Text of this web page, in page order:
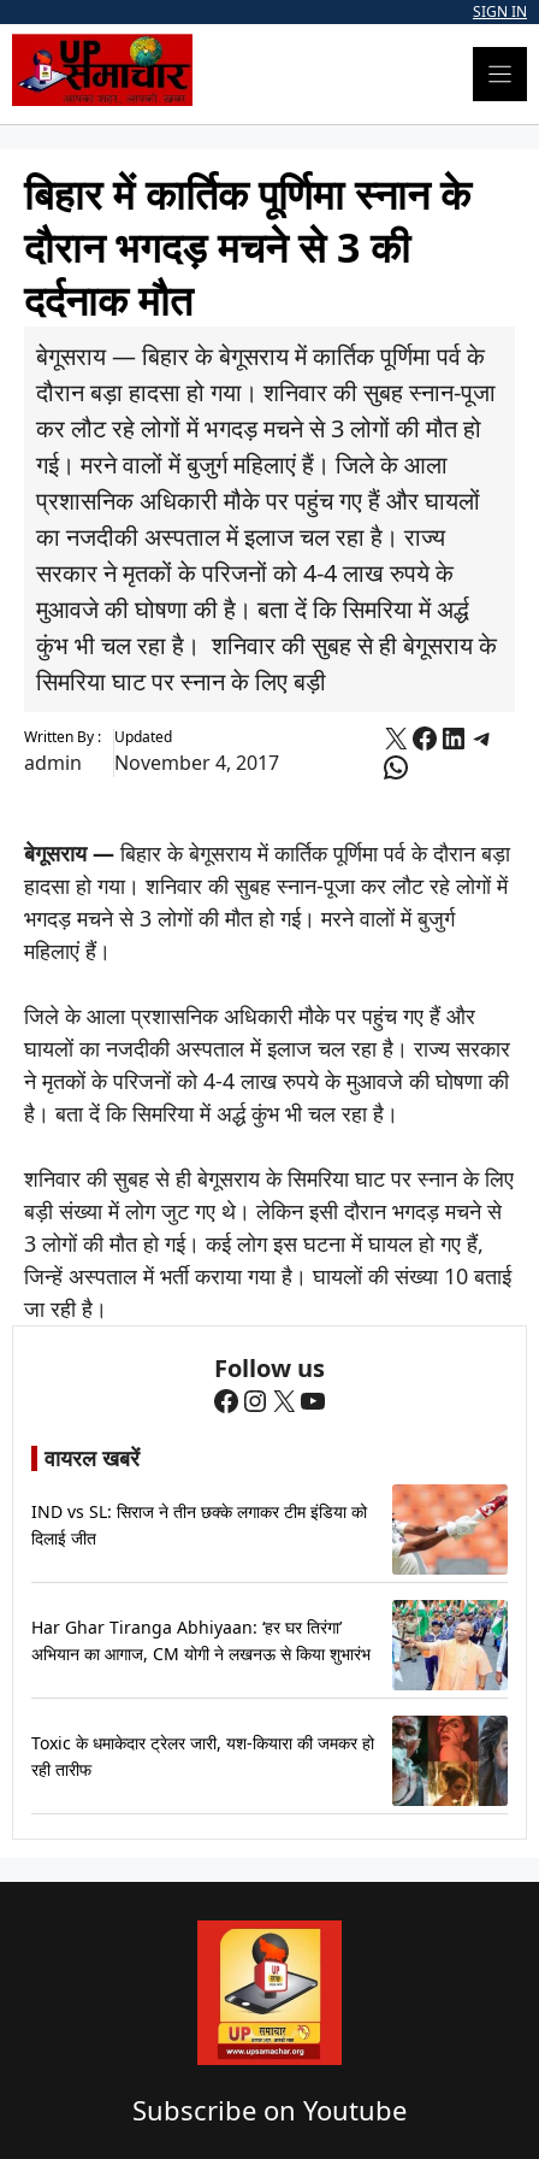
content
SIGN IN
बिहार में कार्तिक पूर्णिमा स्नान के
दौरान भगदड़ मचने से 3 की
दर्दनाक मौत
बेगूसराय — बिहार के बेगूसराय में कार्तिक पूर्णिमा पर्व के
दौरान बड़ा हादसा हो गया। शनिवार की सुबह स्नान-पूजा
कर लौट रहे लोगों में भगदड़ मचने से 3 लोगों की मौत हो
गई। मरने वालों में बुजुर्ग महिलाएं हैं। जिले के आला
प्रशासनिक अधिकारी मौके पर पहुंच गए हैं और घायलों
का नजदीकी अस्पताल में इलाज चल रहा है। राज्य
सरकार ने मृतकों के परिजनों को 4-4 लाख रुपये के
मुआवजे की घोषणा की है। बता दें कि सिमरिया में अर्द्ध
कुंभ भी चल रहा है। शनिवार की सुबह से ही बेगूसराय के
सिमरिया घाट पर स्नान के लिए बड़ी
Written By :
admin
Updated
November 4, 2017
X Facebook
WhatsApp
बेगूसराय —बिहार के बेगूसराय में कार्तिक पूर्णिमा पर्व के दौरान बड़ा
हादसा हो गया। शनिवार की सुबह स्नान-पूजा कर लौट रहे लोगों में
भगदड़ मचने से 3 लोगों की मौत हो गई। मरने वालों में बुजुर्ग
महिलाएं हैं।
जिले के आला प्रशासनिक अधिकारी मौके पर पहुंच गए हैं और
घायलों का नजदीकी अस्पताल में इलाज चल रहा है। राज्य सरकार
ने मृतकों के परिजनों को 4-4 लाख रुपये के मुआवजे की घोषणा की
है। बता दें कि सिमरिया में अर्द्ध कुंभ भी चल रहा है।
शनिवार की सुबह से ही बेगूसराय के सिमरिया घाट पर स्नान के लिए
बड़ी संख्या में लोग जुट गए थे। लेकिन इसी दौरान भगदड़ मचने से
3 लोगों की मौत हो गई। कई लोग इस घटना में घायल हो गए हैं,
जिन्हें अस्पताल में भर्ती कराया गया है। घायलों की संख्या 10 बताई
जा रही है।
Follow us
Facebook
Instagram
X YouTube
वायरल खबरें
IND vs SL: सिराज ने तीन छक्के लगाकर टीम इंडिया को
दिलाई जीत
Har Ghar Tiranga Abhiyaan: ‘हर घर तिरंगा’
अभियान का आगाज, CM योगी ने लखनऊ से किया शुभारंभ
Toxic के धमाकेदार ट्रेलर जारी, यश-कियारा की जमकर हो
रही तारीफ
Subscribe on Youtube​